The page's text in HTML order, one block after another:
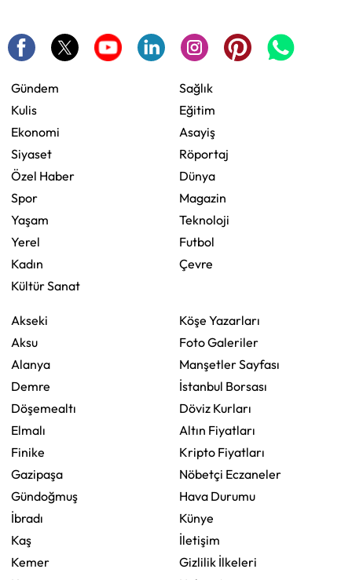
Gündem
Kulis
Ekonomi
Siyaset
Özel Haber
Spor
Yaşam
Yerel
Kadın
Kültür Sanat
Sağlık
Eğitim
Asayiş
Röportaj
Dünya
Magazin
Teknoloji
Futbol
Çevre
Akseki
Aksu
Alanya
Demre
Döşemealtı
Elmalı
Finike
Gazipaşa
Gündoğmuş
İbradı
Kaş
Kemer
Köşe Yazarları
Foto Galeriler
Manşetler Sayfası
İstanbul Borsası
Döviz Kurları
Altın Fiyatları
Kripto Fiyatları
Nöbetçi Eczaneler
Hava Durumu
Künye
İletişim
Gizlilik İlkeleri